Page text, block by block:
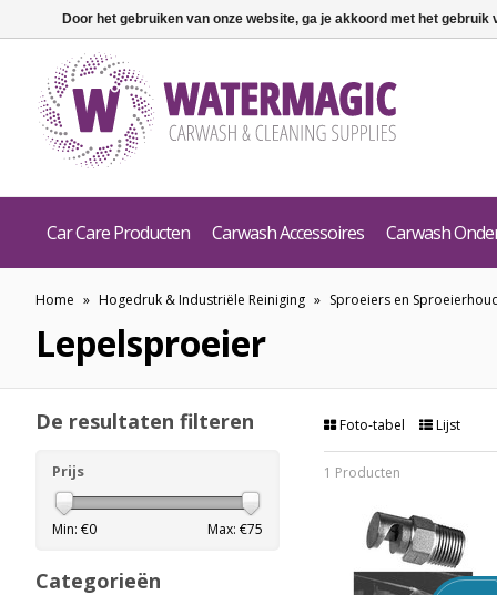
Car Care Producten Carwash Accessoires Carwash
Home » Hogedruk & Industriële Reiniging » Sproeiers en
Lepelsproeier
Foto-tabel Lijst
1 Producten
De resultaten filteren
Prijs
Min: €0 Max: €75
Categorieën
Door het gebruiken van onze website, ga je akkoord met het